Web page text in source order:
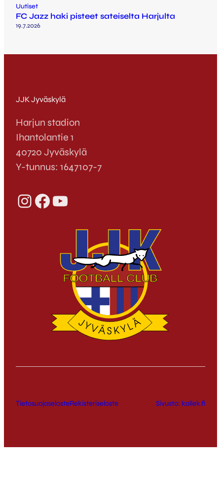
Uutiset
FC Jazz haki pisteet sateiselta Harjulta
19.7.2026
JJK Jyväskylä
Harjun stadion
Ihantolantie 1
40720 Jyväskylä
Y-tunnus: 1647107-7
InstagramFacebook YouTube
TietosuojaselosteRekisteriseloste Sivusto: kallek.fi